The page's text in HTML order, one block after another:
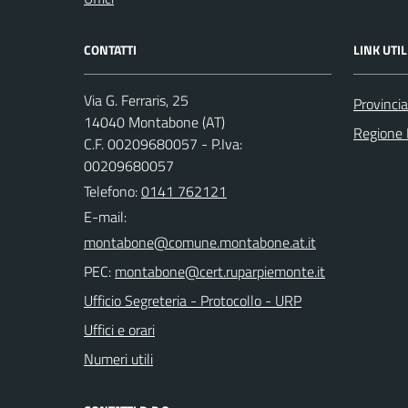
CONTATTI
Via G. Ferraris, 25
14040 Montabone (AT)
C.F. 00209680057 - P.Iva:
00209680057
Telefono:0141 762121
E-mail:
PEC:
Ufficio Segreteria - Protocollo - URP
Uffici e orari
Numeri utili
LINK